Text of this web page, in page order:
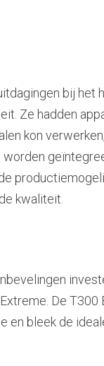
bij het
Ze hadden
kon
worden
kwaliteit.
De T300
en bleek de